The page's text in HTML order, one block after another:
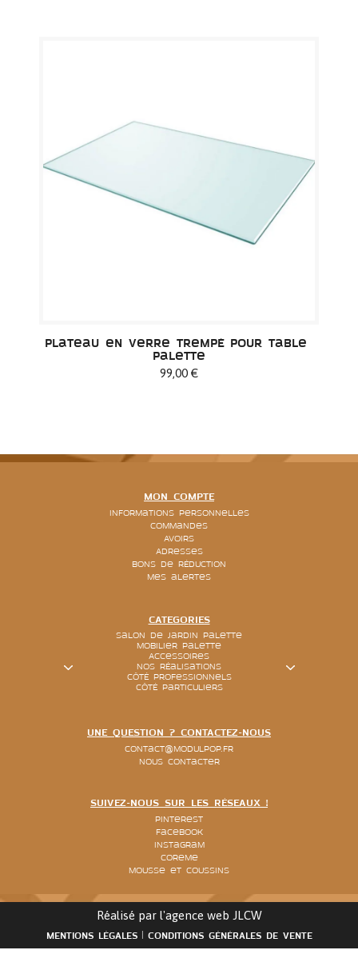
Plateau en verre trempé pour table
palette
99,00 €
MON COMPTE
Informations personnelles
Commandes
Avoirs
Adresses
Bons de réduction
Mes alertes
CATEGORIES
Salon de jardin palette
Mobilier palette
Accessoires
Nos réalisations
Côté Professionnels
Côté particuliers
UNE QUESTION ? CONTACTEZ-NOUS
contact@modulpop.fr
Nous contacter
SUIVEZ-NOUS SUR LES RÉSEAUX !
Pinterest
Facebook
Instagram
Coreme
Mousse et coussins
Réalisé par l'agence web JLCW
MENTIONS LÉGALES CONDITIONS GÉNÉRALES DE VENTE